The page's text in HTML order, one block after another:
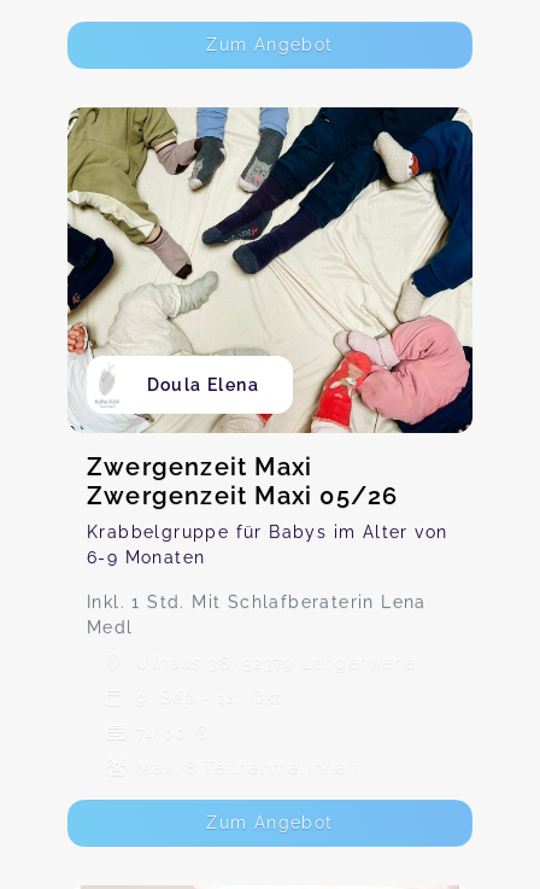
Zum Angebot
Doula Elena
Zwergenzeit Maxi
Zwergenzeit Maxi 05/26
Krabbelgruppe für Babys im Alter von
6-9 Monaten
Inkl. 1 Std. Mit Schlafberaterin Lena
Medl
Ulhaus 38, 52379 Langerwehe
9. Sep - 14. Okt
74,00 €
Max. 8 TeilnehmerInnen
Zum Angebot